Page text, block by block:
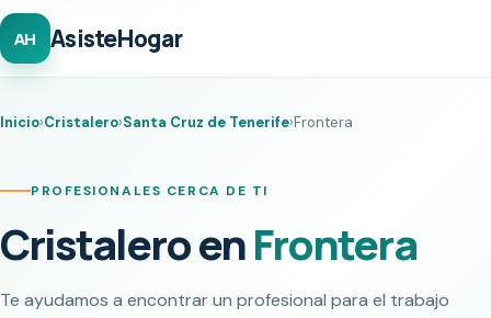
AH AsisteHogar
Inicio›Cristalero›Santa Cruz de Tenerife›Frontera
PROFESIONALES CERCA DE TI
Cristalero enFrontera
Te ayudamos a encontrar un profesional para el trabajo